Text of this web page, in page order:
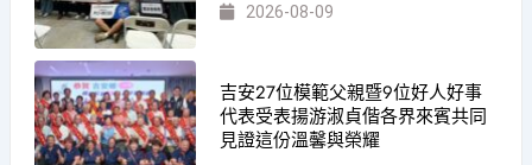
2026-08-09
吉安27位模範父親暨9位好人好事
代表受表揚游淑貞偕各界來賓共同
見證這份溫馨與榮耀